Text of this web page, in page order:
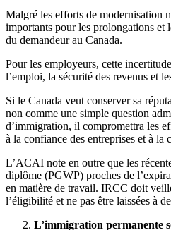
Malgré les efforts de modernisation
importants pour les prolongations et
du demandeur au Canada.
Pour les employeurs, cette
l’emploi, la sécurité des revenus et
Si le Canada veut conserver sa
non comme une simple question
d’immigration, il compromettra les
à la confiance des entreprises et à
L’ACAI note en outre que les
diplôme (PGWP) proches de
en matière de travail. IRCC doit
l’éligibilité et ne pas être laissées à
L’immigration permanente